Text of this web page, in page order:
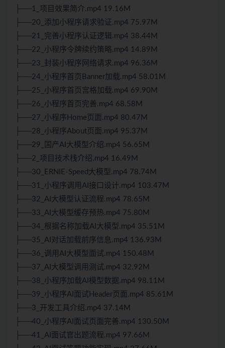
├──1_项目效果简介.mp4 19.16M
├──20_添加小程序请求验证.mp4 75.97M
├──21_完善小程序认证逻辑.mp4 38.44M
├──22_小程序令牌续约策略.mp4 14.89M
├──23_封装小程序网络请求.mp4 96.36M
├──24_小程序首页Banner加载.mp4 58.01M
├──25_小程序首页宫格加载.mp4 69.90M
├──26_小程序首页完善.mp4 68.58M
├──27_小程序Home页面.mp4 80.47M
├──28_小程序About页面.mp4 95.37M
├──29_国产AI大模型介绍.mp4 56.65M
├──2_项目技术栈介绍.mp4 16.49M
├──30_ERNIE-Speed大模型.mp4 78.74M
├──31_小程序调用AI接口设计.mp4 103.47M
├──32_AI大模型认证流程.mp4 78.65M
├──33_AI大模型缓存预热.mp4 75.80M
├──34_根据名称加载AI大模型.mp4 35.51M
├──35_AI对话加载前序信息.mp4 136.93M
├──36_调用AI大模型面试.mp4 150.48M
├──37_AI大模型调用测试.mp4 32.92M
├──38_小程序加载AI模型数据.mp4 98.11M
├──39_小程序AI面试Header页面.mp4 85.61M
├──3_开发工具介绍.mp4 37.14M
├──40_小程序AI面试页面完善.mp4 130.50M
├──41_AI面试官出题流程.mp4 97.66M